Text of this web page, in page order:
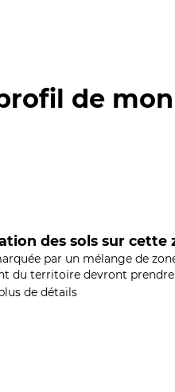
de
des sols sur cette
par un mélange de
du territoire devront
de détails